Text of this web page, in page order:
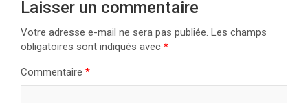
Laisser un commentaire
Votre adresse e-mail ne sera pas publiée. Les champs
obligatoires sont indiqués avec *
Commentaire *